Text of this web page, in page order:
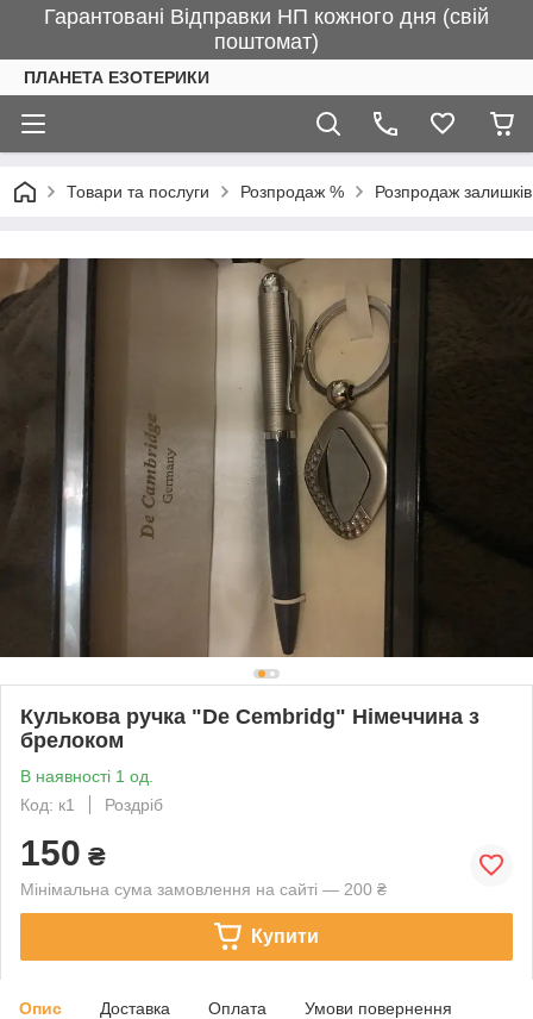
Гарантовані Відправки НП кожного дня (свій
поштомат)
ПЛАНЕТА ЕЗОТЕРИКИ
Товари та послуги Розпродаж % Розпродаж залишків
Кулькова ручка "De Cembridg" Німеччина з
брелоком
В наявності 1 од.
Код: к1
Роздріб
150 ₴
Мінімальна сума замовлення на сайті — 200 ₴
Купити
Опис Доставка Оплата Умови повернення